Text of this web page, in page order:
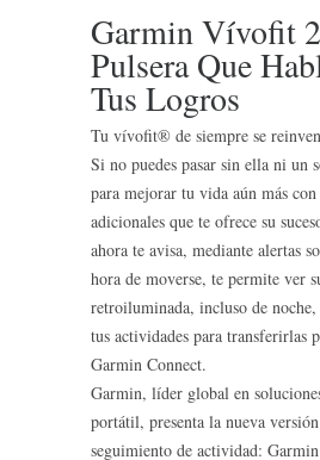
Garmin Vívofit
Pulsera Que
Tus Logros
Tu vívofit® de siempre se
Si no puedes pasar sin ella ni un
para mejorar tu vida aún más
adicionales que te ofrece su
ahora te avisa, mediante alertas
hora de moverse, te permite ver
retroiluminada, incluso de
tus actividades para transferirlas
Garmin Connect.
Garmin, líder global en
portátil, presenta la nueva
seguimiento de actividad: